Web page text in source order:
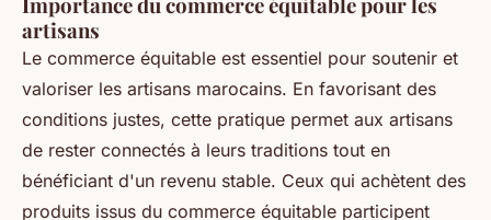
artisans
Le commerce équitable est essentiel pour soutenir et
valoriser les artisans marocains. En favorisant des
conditions justes, cette pratique permet aux artisans
de rester connectés à leurs traditions tout en
bénéficiant d'un revenu stable. Ceux qui achètent des
produits issus du commerce équitable participent